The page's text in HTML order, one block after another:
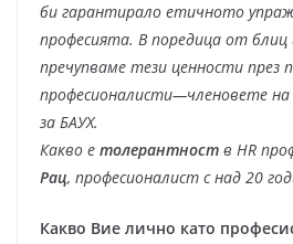
би гарантирало етичното
професията. В поредица от
пречупваме тези ценности през
професионалисти—членовете
за БАУХ.
Какво е толерантност в HR
Рац, професионалист с над 20
Какво Вие лично като